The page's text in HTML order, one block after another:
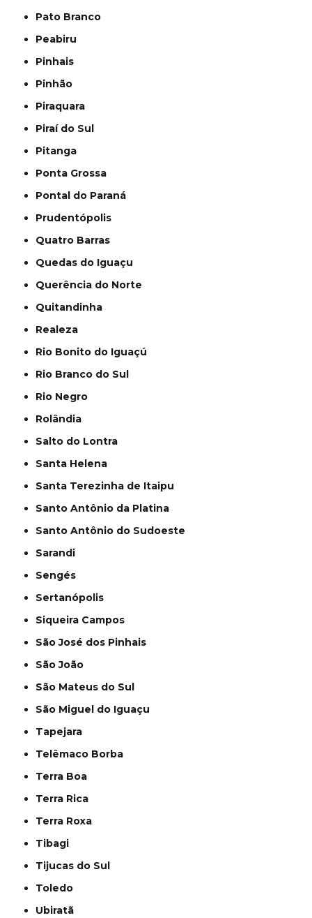
Pato Branco
Peabiru
Pinhais
Pinhão
Piraquara
Piraí do Sul
Pitanga
Ponta Grossa
Pontal do Paraná
Prudentópolis
Quatro Barras
Quedas do Iguaçu
Querência do Norte
Quitandinha
Realeza
Rio Bonito do Iguaçú
Rio Branco do Sul
Rio Negro
Rolândia
Salto do Lontra
Santa Helena
Santa Terezinha de Itaipu
Santo Antônio da Platina
Santo Antônio do Sudoeste
Sarandi
Sengés
Sertanópolis
Siqueira Campos
São José dos Pinhais
São João
São Mateus do Sul
São Miguel do Iguaçu
Tapejara
Telêmaco Borba
Terra Boa
Terra Rica
Terra Roxa
Tibagi
Tijucas do Sul
Toledo
Ubiratã